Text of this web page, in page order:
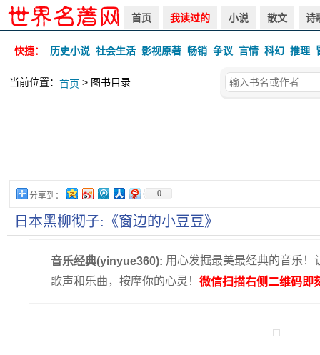
首页 我读过的 小说 散文 诗
快捷： 历史小说 社会生活 影视原著 畅销 争议 言情 科幻 推理
当前位置： 首页 > 图书目录
分享到： 0
日本黑柳彻子:《窗边的小豆豆》
音乐经典(yinyue360): 用心发掘最美最经典的音乐！
歌声和乐曲，按摩你的心灵！ 微信扫描右侧二维码即